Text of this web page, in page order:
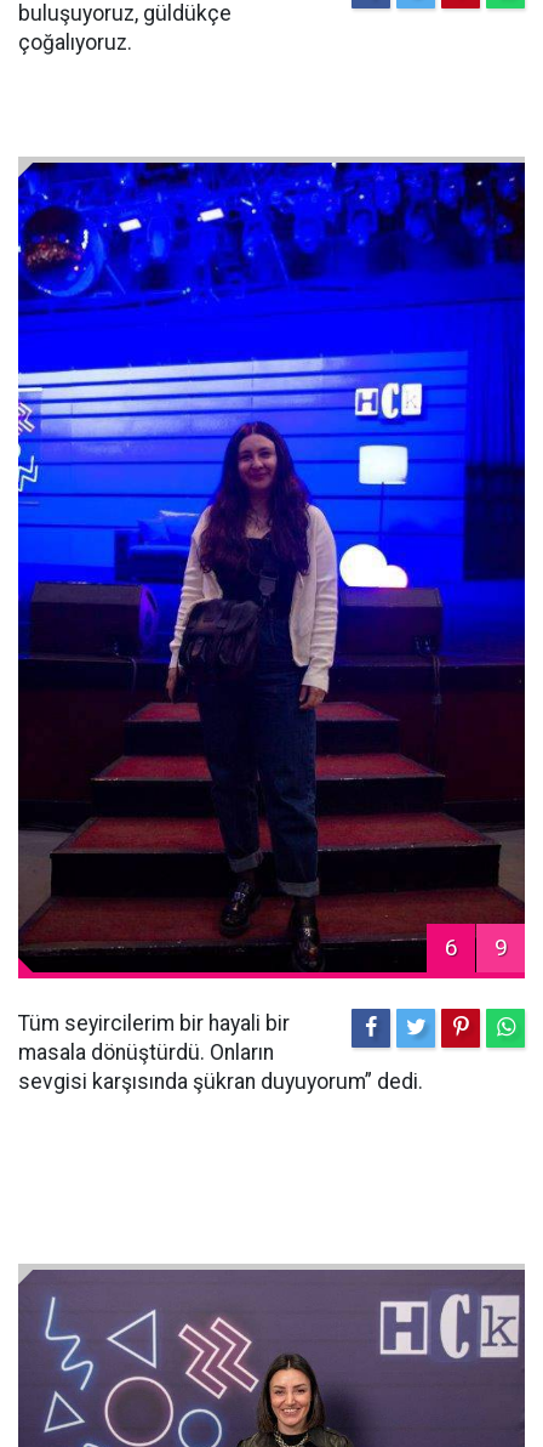
buluşuyoruz, güldükçe
çoğalıyoruz.
6 9
Tüm seyircilerim bir hayali bir
masala dönüştürdü. Onların
sevgisi karşısında şükran duyuyorum” dedi.